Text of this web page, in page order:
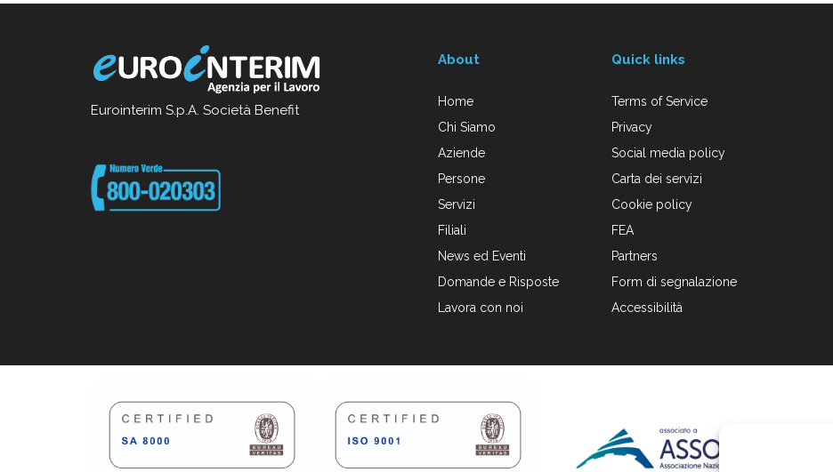
Eurointerim S.p.A. Società Benefit
About
Home
Chi Siamo
Aziende
Persone
Servizi
Filiali
News ed Eventi
Domande e Risposte
Lavora con noi
Quick links
Terms of Service
Privacy
Social media policy
Carta dei servizi
Cookie policy
FEA
Partners
Form di segnalazione
Accessibilità